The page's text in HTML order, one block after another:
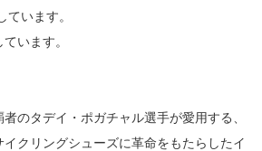
ています。
います。
者のタデイ・ポガチャル選手が愛用する、
クリングシューズに革命をもたらしたイ